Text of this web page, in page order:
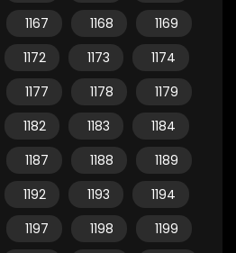
1167 1168
1169
1172 1173
1174
1177 1178
1179
1182 1183
1184
1187 1188
1189
1192 1193
1194
1197 1198
1199